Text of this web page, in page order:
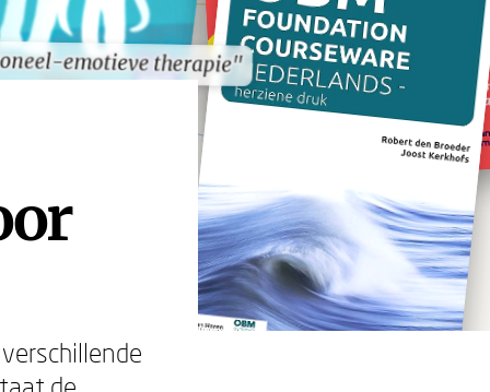
emotieve therapie"
emotieve therapie"